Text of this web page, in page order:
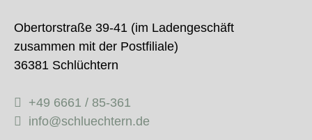
Obertorstraße 39-41 (im Ladengeschäft
zusammen mit der Postfiliale)
36381 Schlüchtern
+49 6661 / 85-361
info@schluechtern.de